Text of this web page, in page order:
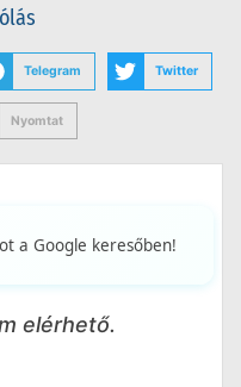
Telegram Twitter
Nyomtat
a Google keresőben!
elérhető.